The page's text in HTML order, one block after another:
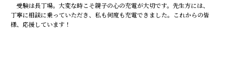
受験は長丁場。大変な時こそ親子の心の充電が大切です。先生方には、
丁寧に相談に乗っていただき、私も何度も充電できました。これからの皆
様、応援しています！